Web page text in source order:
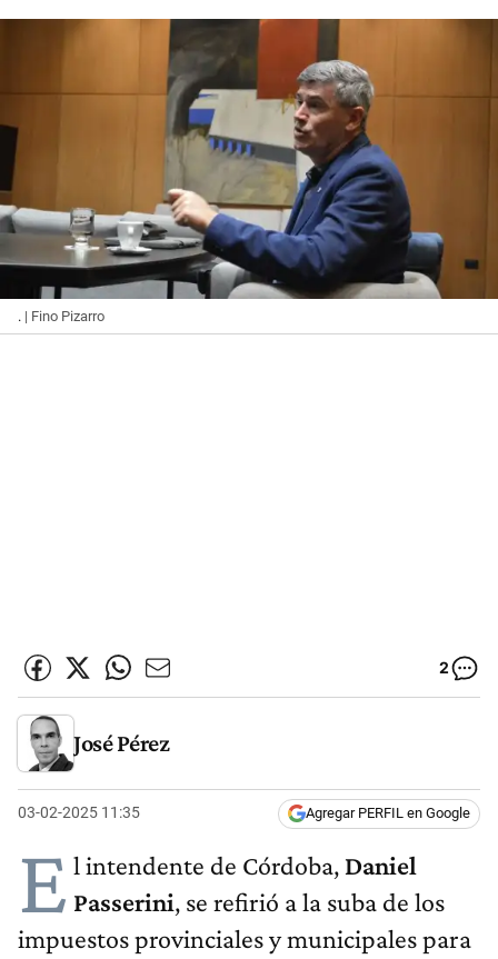
. | Fino Pizarro
2
José Pérez
03-02-2025 11:35 Agregar PERFIL en Google
E l intendente de Córdoba, Daniel
Passerini, se refirió a la suba de los
impuestos provinciales y municipales para